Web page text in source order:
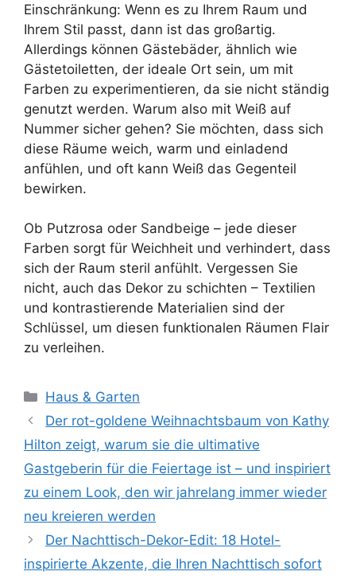
Einschränkung: Wenn es zu Ihrem Raum und
Ihrem Stil passt, dann ist das großartig.
Allerdings können Gästebäder, ähnlich wie
Gästetoiletten, der ideale Ort sein, um mit
Farben zu experimentieren, da sie nicht ständig
genutzt werden. Warum also mit Weiß auf
Nummer sicher gehen? Sie möchten, dass sich
diese Räume weich, warm und einladend
anfühlen, und oft kann Weiß das Gegenteil
bewirken.
Ob Putzrosa oder Sandbeige – jede dieser
Farben sorgt für Weichheit und verhindert, dass
sich der Raum steril anfühlt. Vergessen Sie
nicht, auch das Dekor zu schichten – Textilien
und kontrastierende Materialien sind der
Schlüssel, um diesen funktionalen Räumen Flair
zu verleihen.
Kategorien
Haus & Garten
Der rot-goldene Weihnachtsbaum von Kathy
Hilton zeigt, warum sie die ultimative
Gastgeberin für die Feiertage ist – und inspiriert
zu einem Look, den wir jahrelang immer wieder
neu kreieren werden
Der Nachttisch-Dekor-Edit: 18 Hotel-
inspirierte Akzente, die Ihren Nachttisch sofort